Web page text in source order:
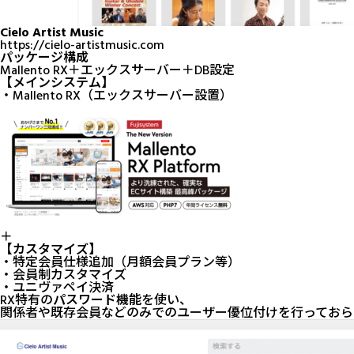
Cielo Artist Music
https://cielo-artistmusic.com
パッケージ構成
Mallento RX＋エックスサーバー＋DB設定
【メインシステム】
・ Mallento RX （エックスサーバー設置）
＋
【カスタマイズ】
・特定会員仕様追加（月額会員プラン等）
・会員制カスタマイズ
・ユニヴァペイ決済
RX特有のパスワード機能を使い、
関係者や既存会員などのみでのユーザー優位付けを行ってお